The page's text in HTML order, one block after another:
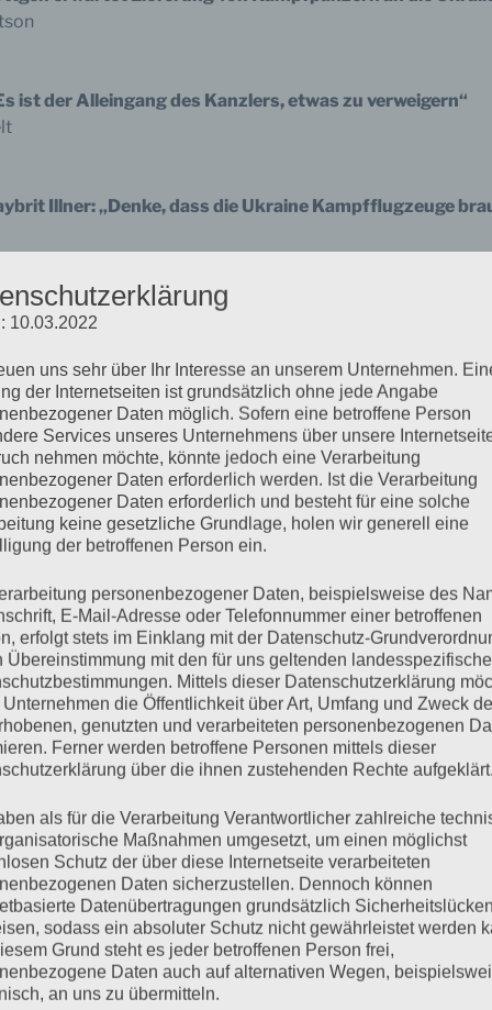
ist der Alleingang des Kanzlers, etwas zu verweigern“
Illner: „Denke, dass die Ukraine Kampfflugzeuge
Zeitung
oder Leben“: Die Pan­demie als Stress­test für die
Tribune Online
Frankfurter Allgemeine Zeitung
Russlands überrascht Militärexperte Masala:
24 Rhein
wegen Macron gespalten – ein Gast ist „sprachlos“
watson
gefordert: „Krieg könnte seit Sommer vorbei sein“
ZDF
trifft „Zeitenwende“
Telepolis
10.03.2022
uns sehr über Ihr Interesse an unserem Unternehmen.
der Internetseiten ist grundsätzlich ohne jede Angabe
Daten möglich. Sofern eine betroffene Person
Services unseres Unternehmens über unsere
nehmen möchte, könnte jedoch eine Verarbeitung
Daten erforderlich werden. Ist die Verarbeitung
Daten erforderlich und besteht für eine solche
keine gesetzliche Grundlage, holen wir generell eine
der betroffenen Person ein.
personenbezogener Daten, beispielsweise des
E-Mail-Adresse oder Telefonnummer einer betroffenen
erfolgt stets im Einklang mit der Datenschutz-
Übereinstimmung mit den für uns geltenden
Mittels dieser Datenschutzerklärung
Unternehmen die Öffentlichkeit über Art, Umfang und Zweck
genutzten und verarbeiteten personenbezogenen
Ferner werden betroffene Personen mittels dieser
über die ihnen zustehenden Rechte
als für die Verarbeitung Verantwortlicher zahlreiche
Maßnahmen umgesetzt, um einen möglichst
Schutz der über diese Internetseite verarbeiteten
Daten sicherzustellen. Dennoch können
Datenübertragungen grundsätzlich Sicherheitslücken
sodass ein absoluter Schutz nicht gewährleistet werden
Grund steht es jeder betroffenen Person frei,
Daten auch auf alternativen Wegen,
an uns zu übermitteln.